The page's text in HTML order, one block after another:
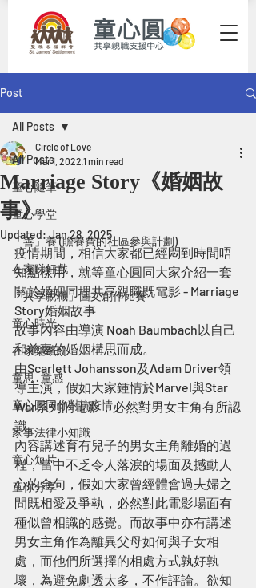
Post
All Posts
童心隨筆
童心學堂
「善」養 (贍養費的社區參與計劃)
在家睇好戲
「共享親職」圖文創作比賽
童心時光
在家樂繽紛
童思 · 童感
童心圓同你對抗疫情
家事法律小知識
童心短片
童你分享
All Posts
Marriage Story《婚姻故
事》
Circle of Love
Mar 1, 2022 1 min read
Updated:Jan 28, 2025
疫情期間，相信大家都已經悶到時間唔
知點樣用，就等童心圓同大家介紹一套
關於婚姻同埋共享親職既電影 - Marriage
Story婚姻故事
故事內容由導演 Noah Baumbach以自己
和前妻的婚姻構思而成。
由Scarlett Johansson及Adam Driver領
導主演，假如大家鍾情於Marvel與Star
War系列的電影，必然對男女主角有所認
識。
內容講述育有兒子的男女主角離婚的過
程，當中不乏令人落淚的場面及撼動人
心的金句，假如大家曾經體會過夫婦之
間既相愛及爭執，必然對此電影場面有
種似曾相識的感覺。而故事中亦有講述
男女主角作為離異父母如何與子女相
處，而他們所選擇的相處方式孰好孰
壞，為避免劇透太多，不作評論。欲知